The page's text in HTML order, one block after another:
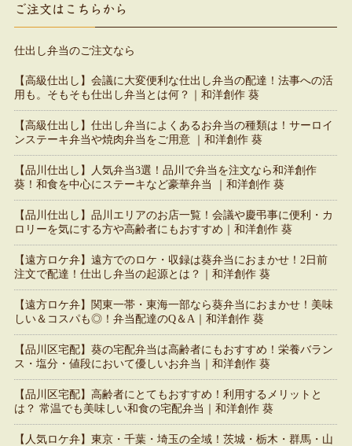
ご注文はこちらから
仕出し弁当のご注文なら
【高級仕出し】会議に大変便利な仕出し弁当の配達！法事への活
用も。そもそも仕出し弁当とは何？｜和洋創作 葵
【高級仕出し】仕出し弁当によくあるお弁当の種類は！サーロイ
ンステーキ弁当や焼肉弁当をご用意 ｜和洋創作 葵
【品川仕出し】人気弁当3選！品川で弁当を注文なら和洋創作
葵！和食を中心にステーキなど豪華弁当 ｜和洋創作 葵
【品川仕出し】品川エリアのお店一覧！会議や慶弔事に便利・カ
ロリーを気にする方や高齢者にもおすすめ｜和洋創作 葵
【遠方ロケ弁】遠方でのロケ・収録は葵弁当におまかせ！2日前
注文で配達！仕出し弁当の起源とは？｜和洋創作 葵
【遠方ロケ弁】関東一帯・東海一部なら葵弁当におまかせ！美味
しい＆コスパも◎！弁当配達のQ＆A｜和洋創作 葵
【品川区宅配】葵の宅配弁当は高齢者にもおすすめ！栄養バラン
ス・塩分・値段において優しいお弁当｜和洋創作 葵
【品川区宅配】高齢者にとてもおすすめ！利用するメリットと
は？ 常温でも美味しい和食の宅配弁当｜和洋創作 葵
【人気ロケ弁】東京・千葉・埼玉の全域！茨城・栃木・群馬・山